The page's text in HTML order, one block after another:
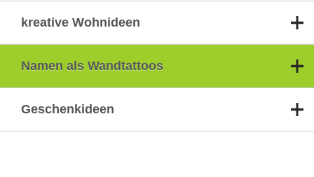
kreative Wohnideen
Namen als Wandtattoos
Geschenkideen